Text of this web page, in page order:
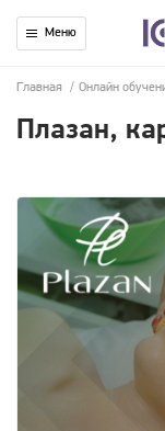
Меню
Главная / Онлайн
Плазан,